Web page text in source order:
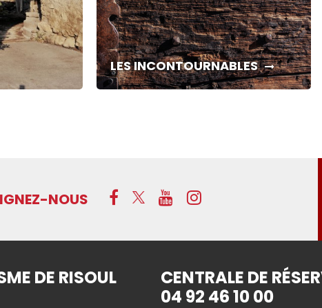
LES INCONTOURNABLES
NOUS
DE RISOUL
CENTRALE DE
04 92 46 10 00